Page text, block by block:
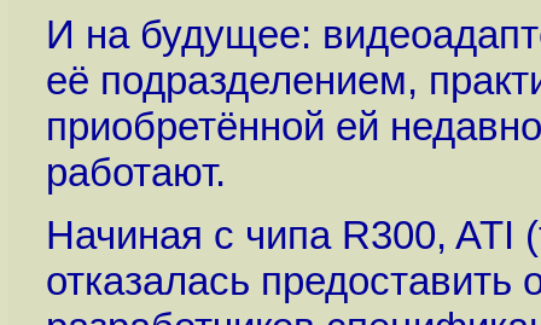
И на будущее:
её подразделением,
приобретённой ей
работают.
Начиная с чипа R300, ATI
отказалась